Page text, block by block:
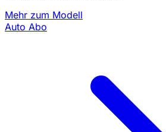
Mehr zum Modell
Auto Abo